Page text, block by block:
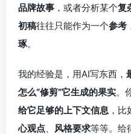
品牌故事 ，或者分析某个复
初稿往往只能作为一个参考
琢。
我的经验是，用AI写东西，
怎么“修剪”它生成的果实。
给它足够的上下文信息 ，
心观点
风格要求等等。给